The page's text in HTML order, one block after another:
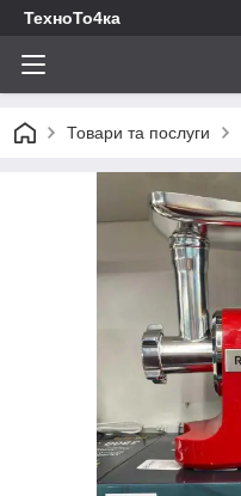
ТехноТо4ка
Товари та послуги